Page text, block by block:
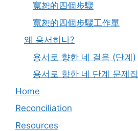
寬恕的四個步驟
寬恕的四個步驟工作單
왜 용서하나?
용서로 향한 네 걸음 (단계)
용서로 향한 네 단계 문제집
Home
Reconciliation
Resources